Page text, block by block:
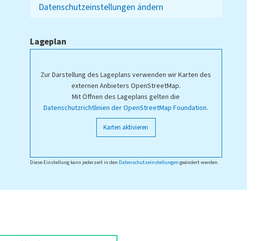
Datenschutzeinstellungen ändern
Lageplan
Zur Darstellung des Lageplans verwenden wir Karten des
externen Anbieters OpenStreetMap.
Mit Öffnen des Lageplans gelten die
Datenschutzrichtlinien der OpenStreetMap Foundation.
Karten aktivieren
Diese Einstellung kann jederzeit in den Datenschutzeinstellungen geändert werden.